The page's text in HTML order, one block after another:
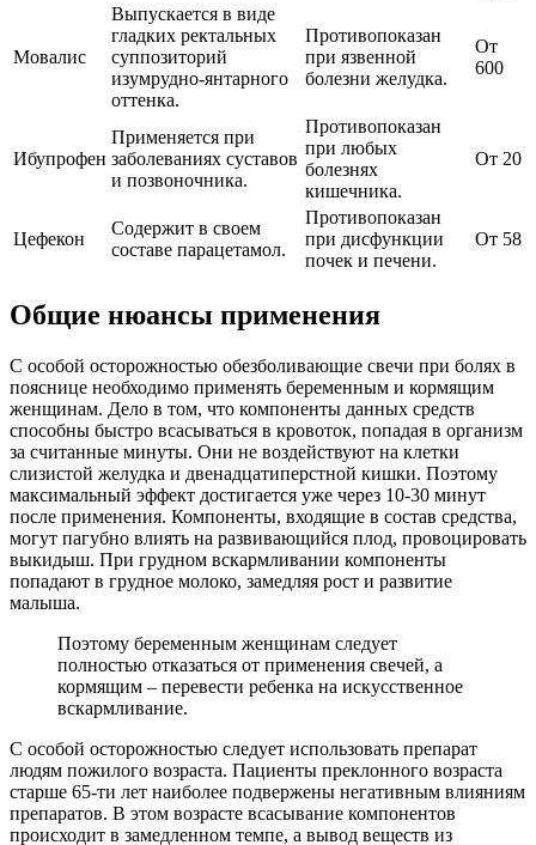
Мовалис
Выпускается в виде
гладких ректальных
суппозиторий
изумрудно-янтарного
оттенка.
Противопоказан
при язвенной
болезни желудка.
От
600
Ибупрофен
Применяется при
заболеваниях суставов
и позвоночника.
Противопоказан
при любых
болезнях
кишечника.
От 20
Цефекон
Содержит в своем
составе парацетамол.
Противопоказан
при дисфункции
почек и печени.
От 58
Общие нюансы применения
С особой осторожностью обезболивающие свечи при болях в
пояснице необходимо применять беременным и кормящим
женщинам. Дело в том, что компоненты данных средств
способны быстро всасываться в кровоток, попадая в организм
за считанные минуты. Они не воздействуют на клетки
слизистой желудка и двенадцатиперстной кишки. Поэтому
максимальный эффект достигается уже через 10-30 минут
после применения. Компоненты, входящие в состав средства,
могут пагубно влиять на развивающийся плод, провоцировать
выкидыш. При грудном вскармливании компоненты
попадают в грудное молоко, замедляя рост и развитие
малыша.
Поэтому беременным женщинам следует
полностью отказаться от применения свечей, а
кормящим – перевести ребенка на искусственное
вскармливание.
С особой осторожностью следует использовать препарат
людям пожилого возраста. Пациенты преклонного возраста
старше 65-ти лет наиболее подвержены негативным влияниям
препаратов. В этом возрасте всасывание компонентов
происходит в замедленном темпе, а вывод веществ из